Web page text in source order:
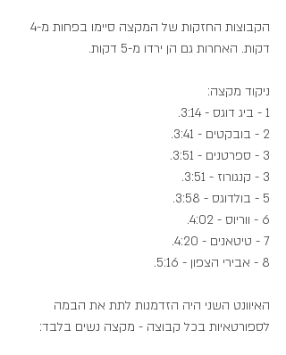
דקות. האחרות גם הן ירדו מ-5 דקות.
ניקוד מקצה:
1 - ביג דוגס - 3:14.
2 - בובקטים - 3:41.
3 - ספרטנים - 3:51.
3 - קנגורוז - 3:51.
5 - בולדוגס - 3:58.
6 - ווריוס - 4:02.
7 - טיטאנים - 4:20.
8 - אבירי הצפון - 5:16.
האיוונט השני היה הזדמנות לתת את הבמה
לספורטאיות בכל קבוצה - מקצה נשים בלבד: